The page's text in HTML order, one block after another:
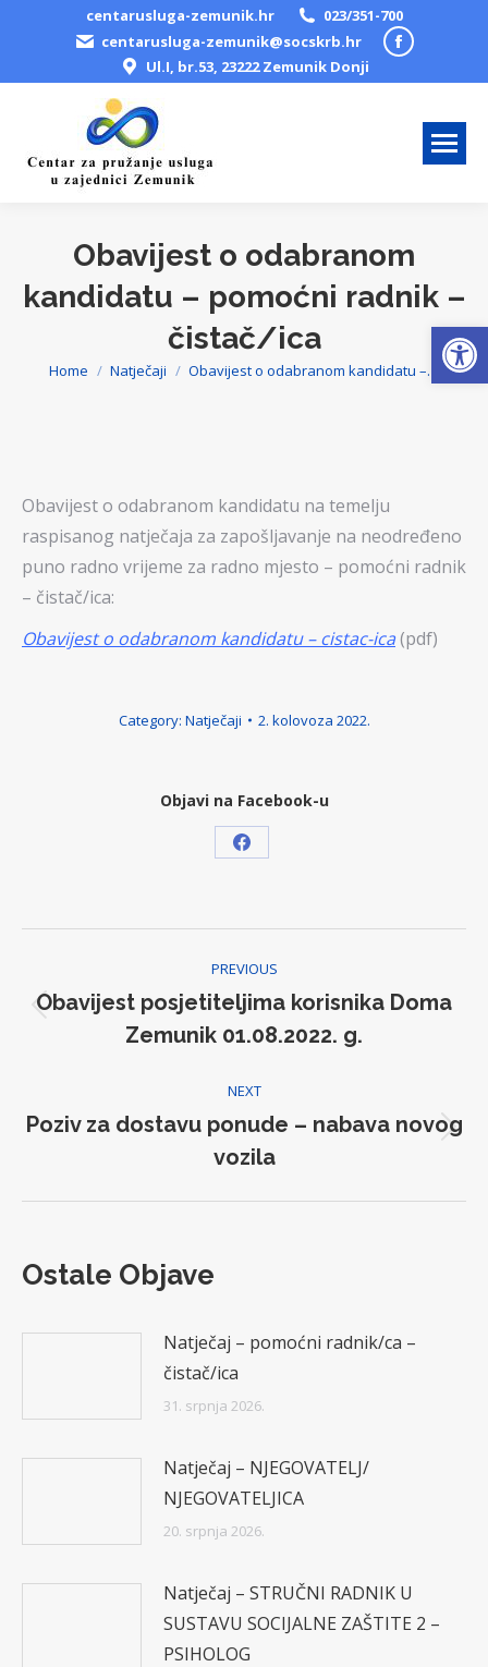
centarusluga-zemunik.hr
023/351-700
centarusluga-zemunik@socskrb.hr
Facebook
new
Ul.I, br.53, 23222 Zemunik Donji
Obavijest o odabranom
kandidatu – pomoćni radnik –
čistač/ica
You are here:
Home Natječaji Obavijest o odabranom kandidatu –…
Obavijest o odabranom kandidatu na temelju
raspisanog natječaja za zapošljavanje na neodređeno
puno radno vrijeme za radno mjesto – pomoćni radnik
– čistač/ica:
Obavijest o odabranom kandidatu – cistac-ica(pdf)
Category: Natječaji 2. kolovoza 2022.
Objavi na Facebook-u
Share
Facebook
navigation
PREVIOUS
Previous
post:
Obavijest posjetiteljima korisnika Doma
Zemunik 01.08.2022. g.
NEXT
Next
post:
Poziv za dostavu ponude – nabava novog
vozila
Ostale Objave
Natječaj – pomoćni radnik/ca –
čistač/ica
31. srpnja 2026.
Natječaj – NJEGOVATELJ/
NJEGOVATELJICA
20. srpnja 2026.
Natječaj – STRUČNI RADNIK U
SUSTAVU SOCIJALNE ZAŠTITE 2 –
PSIHOLOG